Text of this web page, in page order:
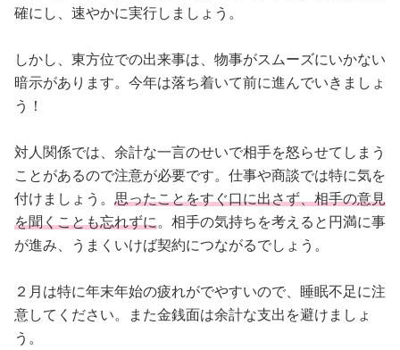
確にし、速やかに実行しましょう。
しかし、東方位での出来事は、物事がスムーズにいかない
暗示があります。今年は落ち着いて前に進んでいきましょ
う！
対人関係では、余計な一言のせいで相手を怒らせてしまう
ことがあるので注意が必要です。仕事や商談では特に気を
付けましょう。 思ったことをすぐ口に出さず、相手の意見
を聞くことも忘れずに。相手の気持ちを考えると円満に事
が進み、うまくいけば契約につながるでしょう。
２月は特に年末年始の疲れがでやすいので、睡眠不足に注
意してください。また金銭面は余計な支出を避けましょ
う。